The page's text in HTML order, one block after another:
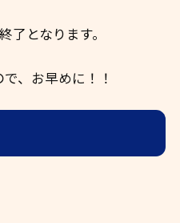
了となります。
、お早めに！！